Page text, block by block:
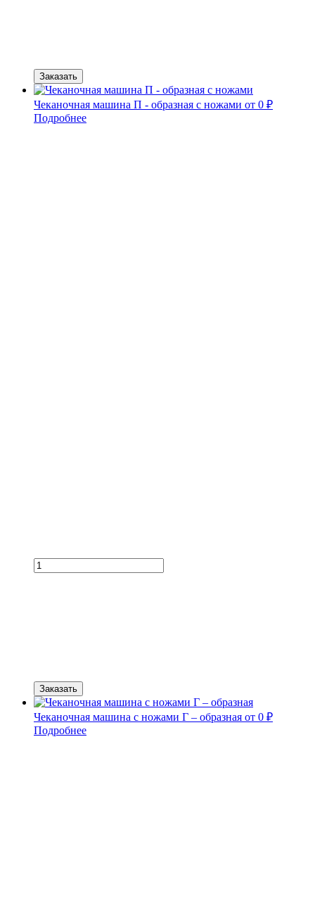
Заказать
Чеканочная машина П - образная с ножами от 0 ₽
Подробнее
Заказать
Чеканочная машина с ножами Г – образная от 0 ₽
Подробнее